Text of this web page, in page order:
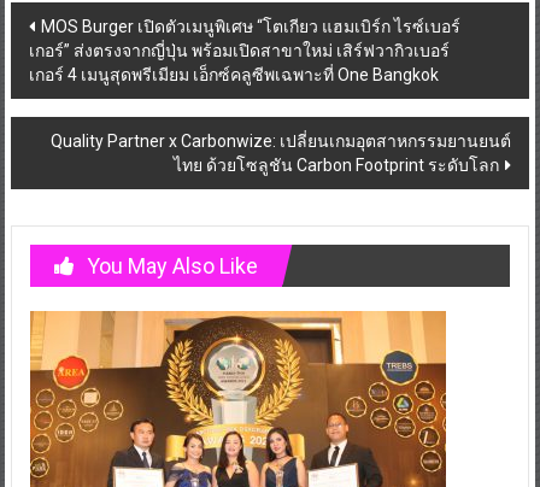
Post
navigation
MOS Burger เปิดตัวเมนูพิเศษ “โตเกียว แฮมเบิร์ก ไรซ์เบอร์
เกอร์” ส่งตรงจากญี่ปุ่น พร้อมเปิดสาขาใหม่ เสิร์ฟวากิวเบอร์
เกอร์ 4 เมนูสุดพรีเมียม เอ็กซ์คลูซีพเฉพาะที่ One Bangkok
Quality Partner x Carbonwize: เปลี่ยนเกมอุตสาหกรรมยานยนต์
ไทย ด้วยโซลูชัน Carbon Footprint ระดับโลก
You May Also Like